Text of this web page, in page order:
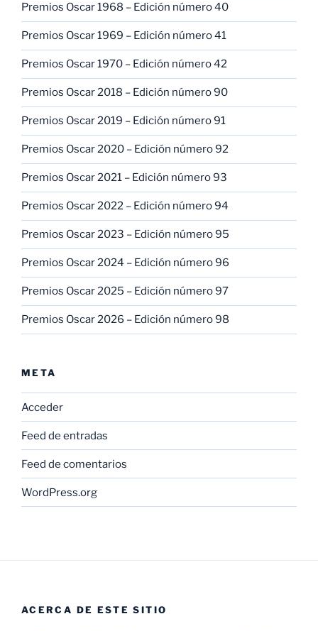
Premios Oscar 1968 – Edición número 40
Premios Oscar 1969 – Edición número 41
Premios Oscar 1970 – Edición número 42
Premios Oscar 2018 – Edición número 90
Premios Oscar 2019 – Edición número 91
Premios Oscar 2020 – Edición número 92
Premios Oscar 2021 – Edición número 93
Premios Oscar 2022 – Edición número 94
Premios Oscar 2023 – Edición número 95
Premios Oscar 2024 – Edición número 96
Premios Oscar 2025 – Edición número 97
Premios Oscar 2026 – Edición número 98
META
Acceder
Feed de entradas
Feed de comentarios
WordPress.org
ACERCA DE ESTE SITIO